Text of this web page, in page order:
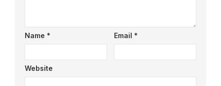
Name * Email *
Website